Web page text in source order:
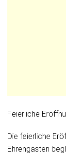
Feierliche
Die feierliche
Ehrengästen